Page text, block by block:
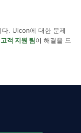
. Uicon에 대한 문제
객 지원 팀이 해결을 도